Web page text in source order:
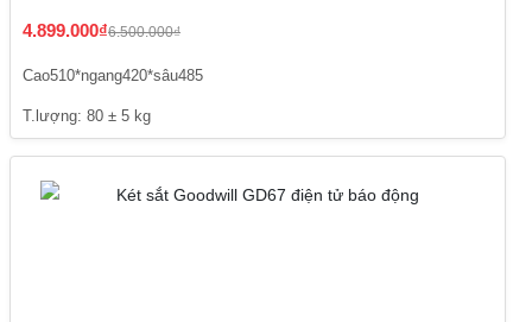
4.899.000₫6.500.000₫
Cao510*ngang420*sâu485
T.lượng: 80 ± 5 kg